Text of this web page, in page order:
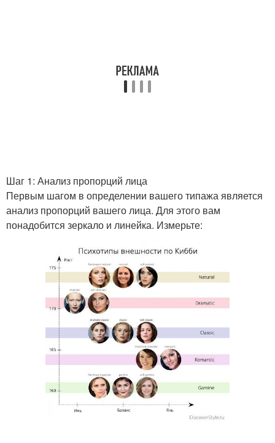
Шаг 1: Анализ пропорций лица
Первым шагом в определении вашего типажа является
анализ пропорций вашего лица. Для этого вам
понадобится зеркало и линейка. Измерьте: